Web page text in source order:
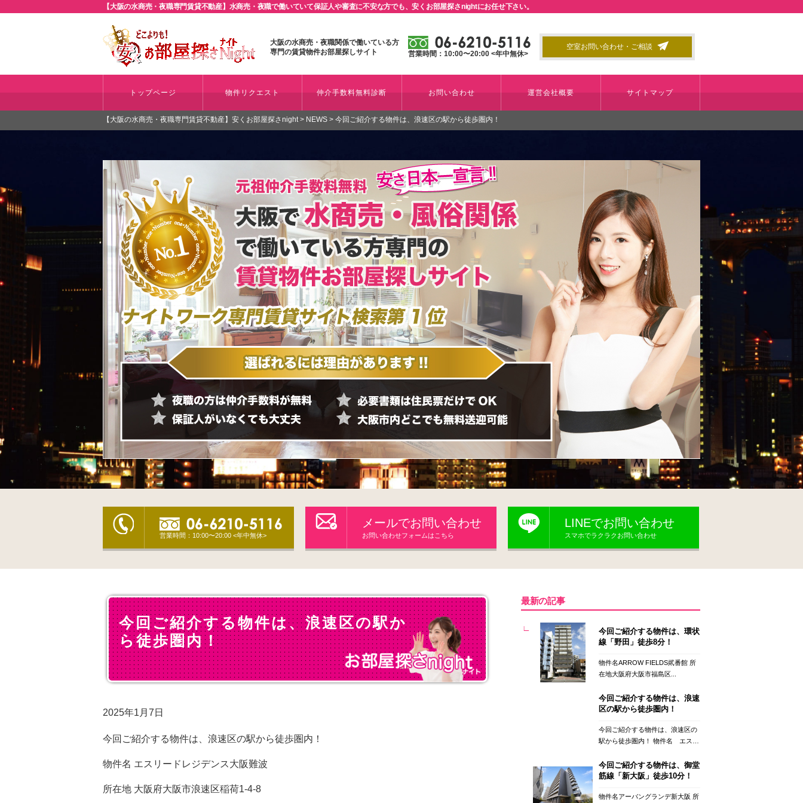
【大阪の水商売・夜職専門賃貸不動産】水商売・夜職で働いていて保証人や審査に不安な方でも、安くお部屋探さnightにお任せ下さい。
大阪の水商売・夜職関係で働いている方
専門の賃貸物件お部屋探しサイト
営業時間：10:00〜20:00 <年中無休>
空室お問い合わせ・ご相談
トップページ 物件リクエスト 仲介手数料無料診断 お問い合わせ 運営会社概要 サイトマップ
【大阪の水商売・夜職専門賃貸不動産】安くお部屋探さnight> NEWS > 今回ご紹介する物件は、浪速区の駅から徒歩圏内！
営業時間：10:00〜20:00 <年中無休>
メールでお問い合わせ
お問い合わせフォームはこちら
LINEでお問い合わせ
スマホでラクラクお問い合わせ
今回ご紹介する物件は、浪速区の駅か
ら徒歩圏内！
2025年1月7日
今回ご紹介する物件は、浪速区の駅から徒歩圏内！
物件名 エスリードレジデンス大阪難波
所在地 大阪府大阪市浪速区稲荷1-4-8
最新の記事
今回ご紹介する物件は、環状
線「野田」徒歩8分！
物件名ARROW FIELDS貮番館 所
在地大阪府大阪市福島区...
今回ご紹介する物件は、浪速
区の駅から徒歩圏内！
今回ご紹介する物件は、浪速区の
駅から徒歩圏内！ 物件名 エス
今回ご紹介する物件は、御堂
筋線「新大阪」徒歩10分！
物件名アーバングランデ新大阪 所